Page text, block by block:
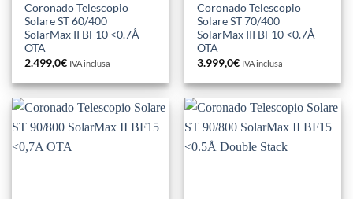
Coronado Telescopio
Solare ST 60/400
SolarMax II BF10 <0.7Å
OTA
2.499,0€ IVA inclusa
Coronado Telescopio
Solare ST 70/400
SolarMax III BF10 <0.7Å
OTA
3.999,0€ IVA inclusa